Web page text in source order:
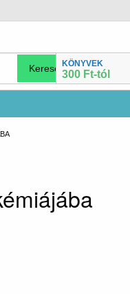
KÖNYVEK
300 Ft-tól